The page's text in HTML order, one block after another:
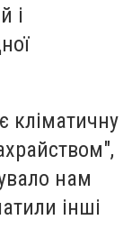
і
кліматичну
нам
інші